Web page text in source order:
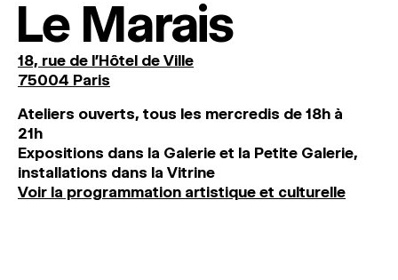
Le Marais
18, rue de l'Hôtel de Ville
75004 Paris
Ateliers ouverts, tous les mercredis de 18h à
21h
Expositions dans la Galerie et la Petite Galerie,
installations dans la Vitrine
Voir la programmation artistique et culturelle